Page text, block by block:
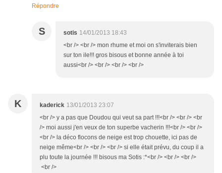
Répondre
S sotis 14/01/2013 18:43
<br /> <br /> mon rhume et moi on s'inviterais bien
sur ton ile!!! gros bisous et bonne année à toi
aussi<br /> <br /> <br /> <br />
K kaderick 13/01/2013 23:07
<br /> y a pas que Doudou qui veut sa part !!!<br /> <br /> <br
/> moi aussi j'en veux de ton superbe vacherin !!!<br /> <br />
<br /> la déco flocons de neige est trop chouette, ici pas de
neige même<br /> <br /> <br /> si elle était prévu, du coup il a
plu toute la journée !!! bisous ma Sotis :*<br /> <br /> <br />
<br />